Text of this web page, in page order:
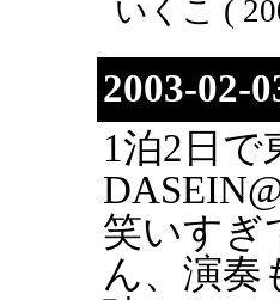
いくこ (
2003-02-
1泊2日
笑いすぎ
ん、演奏